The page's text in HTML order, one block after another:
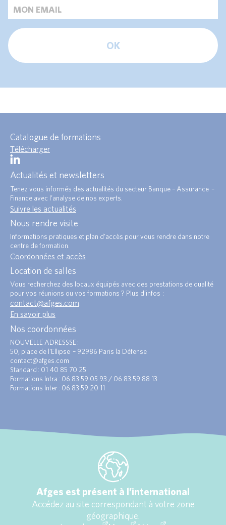
OK
Catalogue de formations
Télécharger
Actualités et newsletters
Tenez vous informés des actualités du secteur Banque – Assurance –
Finance avec l’analyse de nos experts.
Suivre les actualités
Nous rendre visite
Informations pratiques et plan d’accès pour vous rendre dans notre
centre de formation.
Coordonnées et accès
Location de salles
Vous recherchez des locaux équipés avec des prestations de qualité
pour vos réunions ou vos formations ? Plus d’infos :
contact@afges.com.
En savoir plus
Nos coordonnées
NOUVELLE ADRESSSE :
50, place de l’Ellipse – 92986 Paris la Défense
contact@afges.com
Standard : 01 40 85 70 25
Formations Intra : 06 83 59 05 93 / 06 83 59 88 13
Formations Inter : 06 83 59 20 11
Afges est présent à l’international
Accédez au site correspondant à votre zone
géographique.